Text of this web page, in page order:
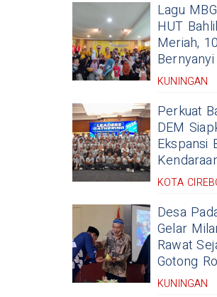
Lagu
HUT
Meriah,
Bernyanyi
KUNINGAN
Perkuat
DEM
Ekspansi
KOTA
Desa
Gelar
Rawat
Gotong
KUNINGAN